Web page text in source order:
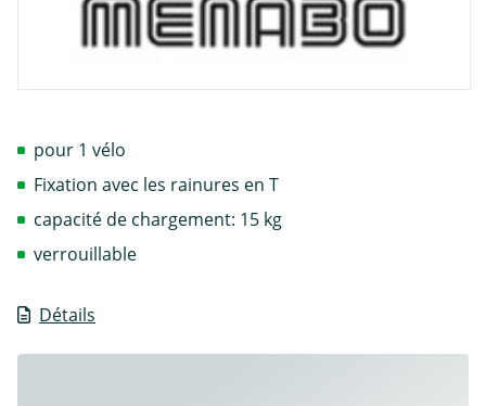
Détails
pour 1 vélo
Fixation avec les rainures en T
capacité de chargement: 15 kg
verrouillable